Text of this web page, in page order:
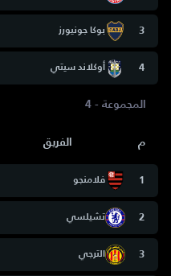
3 بوكا جونيورز
4 أوكلاند سيتي
المجموعة - 4
م الفريق
1 فلامنجو
2 تشيلسي
3 الترجي